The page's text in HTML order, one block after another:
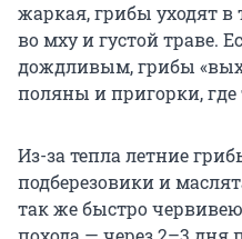
жаркая, грибы уходят в
во мху и густой траве.
дождливым, грибы
поляны и пригорки, где
Из-за тепла летние
подберезовики и
так же быстро